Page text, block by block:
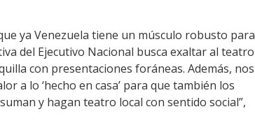
ya Venezuela tiene un músculo robusto para
del Ejecutivo Nacional busca exaltar al teatro
con presentaciones foráneas. Además, nos
a lo ‘hecho en casa’ para que también los
y hagan teatro local con sentido social”,